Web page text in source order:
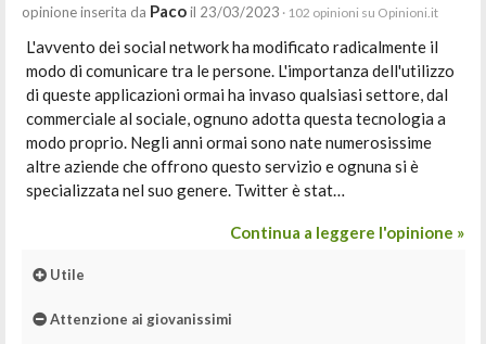
opinione inserita da Pacoil 23/03/2023 · 102 opinioni su Opinioni.it
L'avvento dei social network ha modificato radicalmente il
modo di comunicare tra le persone. L'importanza dell'utilizzo
di queste applicazioni ormai ha invaso qualsiasi settore, dal
commerciale al sociale, ognuno adotta questa tecnologia a
modo proprio. Negli anni ormai sono nate numerosissime
altre aziende che offrono questo servizio e ognuna si è
specializzata nel suo genere. Twitter è stat…
Continua a leggere l'opinione »
Utile
Attenzione ai giovanissimi